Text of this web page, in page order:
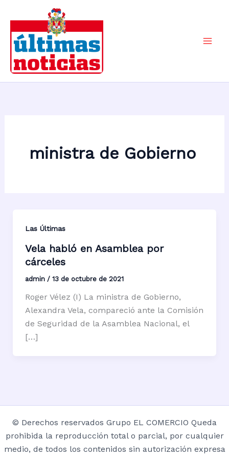
contenido
ministra de Gobierno
Las Últimas
Vela habló en Asamblea por
cárceles
admin / 13 de octubre de 2021
Roger Vélez (I) La ministra de Gobierno,
Alexandra Vela, compareció ante la Comisión
de Seguridad de la Asamblea Nacional, el
[…]
© Derechos reservados Grupo EL COMERCIO Queda
prohibida la reproducción total o parcial, por cualquier
medio, de todos los contenidos sin autorización expresa